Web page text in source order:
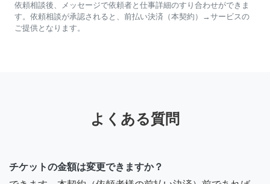
依頼相談後、メッセージで依頼者と仕事詳細のすり合わせができま
す。依頼相談が承認されると、前払い決済（本契約）→サービスの
ご提供となります。
よくある質問
チケットの金額は変更できますか？